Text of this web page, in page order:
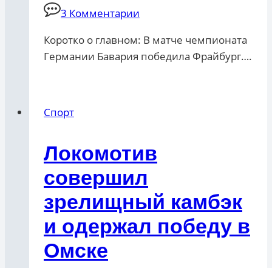
3 Комментарии
Коротко о главном: В матче чемпионата
Германии Бавария победила Фрайбург….
Спорт
Локомотив
совершил
зрелищный камбэк
и одержал победу в
Омске